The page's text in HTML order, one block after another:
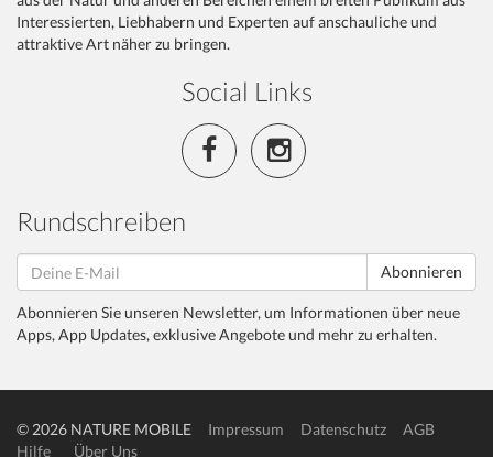
Interessierten, Liebhabern und Experten auf anschauliche und
attraktive Art näher zu bringen.
Social Links
Rundschreiben
Abonnieren
Abonnieren Sie unseren Newsletter, um Informationen über neue
Apps, App Updates, exklusive Angebote und mehr zu erhalten.
© 2026 NATURE MOBILE Impressum Datenschutz
AGB
Hilfe
Über Uns